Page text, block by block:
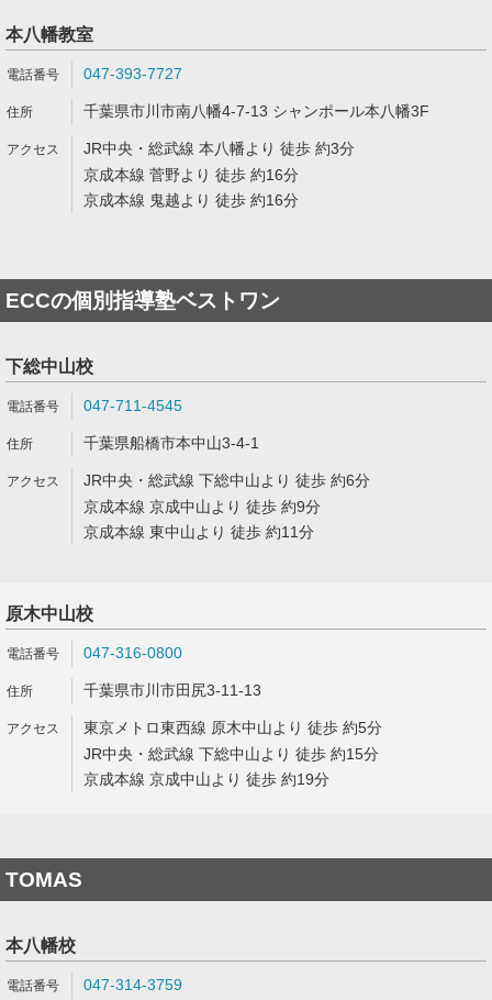
本八幡教室
047-393-7727
千葉県市川市南八幡4-7-13 シャンポール本八幡3F
JR中央・総武線 本八幡より 徒歩 約3分
京成本線 菅野より 徒歩 約16分
京成本線 鬼越より 徒歩 約16分
ECCの個別指導塾ベストワン
下総中山校
047-711-4545
千葉県船橋市本中山3-4-1
JR中央・総武線 下総中山より 徒歩 約6分
京成本線 京成中山より 徒歩 約9分
京成本線 東中山より 徒歩 約11分
原木中山校
047-316-0800
千葉県市川市田尻3-11-13
東京メトロ東西線 原木中山より 徒歩 約5分
JR中央・総武線 下総中山より 徒歩 約15分
京成本線 京成中山より 徒歩 約19分
TOMAS
本八幡校
047-314-3759